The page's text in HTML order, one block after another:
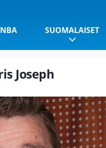
NBA SUOMALAISET
Joseph